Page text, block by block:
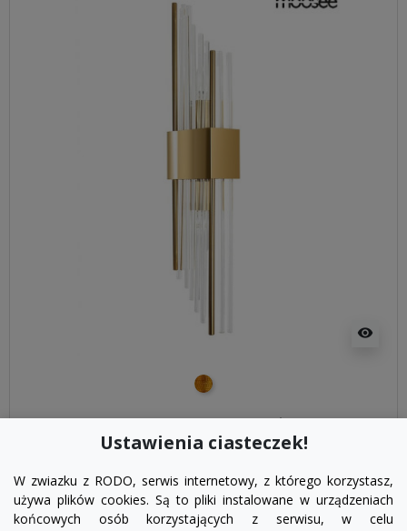
visibility
złoty
Kinkiet glamour SLANT złoty
299,00 zł
DODAJ DO KOSZYKA
Ustawienia ciasteczek!
W zwiazku z RODO, serwis internetowy, z którego korzystasz,
używa plików cookies. Są to pliki instalowane w urządzeniach
końcowych osób korzystających z serwisu, w celu